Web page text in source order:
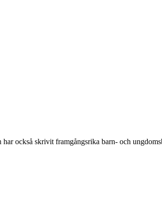
har också skrivit framgångsrika barn- och